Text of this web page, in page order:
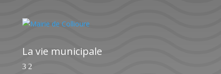
La vie municipale